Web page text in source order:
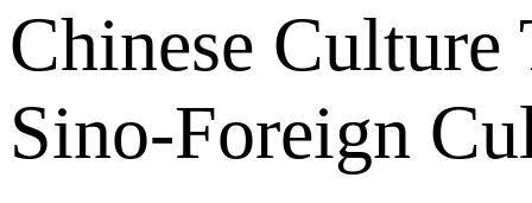
Chinese
Sino-Foreign